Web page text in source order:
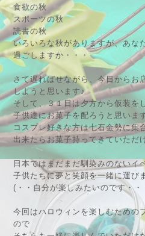
食欲の秋
スポーツの秋
読書の秋
いろいろな秋がありますが、あな
過ごしますか・・・
さて遅ればせながら、今日からお
しようと思います♪
そして、３１日は夕方から仮装を
子供達にお菓子を配ろうと思いま
コスプレ好きな方は七石金勢に集
出来たらお菓子持ってきていただ
日本ではまだまだ馴染みのないイ
子供たちに夢と笑顔を一緒に運び
(・・自分が楽しみたいのです・・
今回はハロウィンを楽しむための
ので